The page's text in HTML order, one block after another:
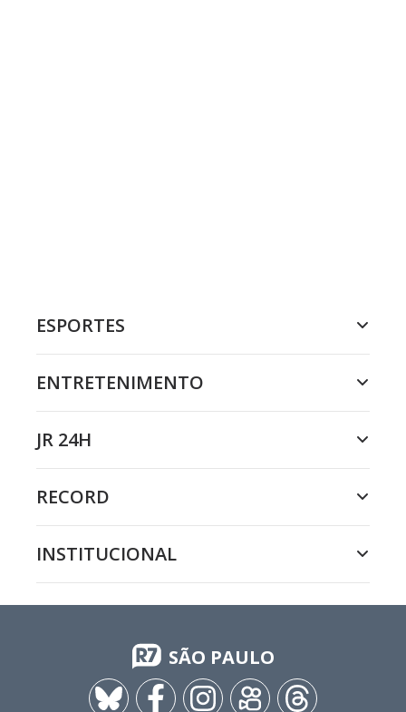
ESPORTES
ENTRETENIMENTO
JR 24H
RECORD
INSTITUCIONAL
SÃO PAULO